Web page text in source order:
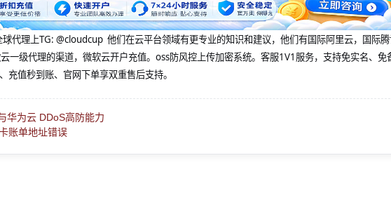
球代理上TG: @cloudcup 他们在云平台领域有更专业的知识和建议，他们有国际阿里云，国际
一级代理的渠道，微软云开户充值。oss防风控上传加密系统。客服1V1服务，支持免实名、免
充值秒到账、官网下单享双重售后支持。
华为云 DDoS高防能力
账单地址错误